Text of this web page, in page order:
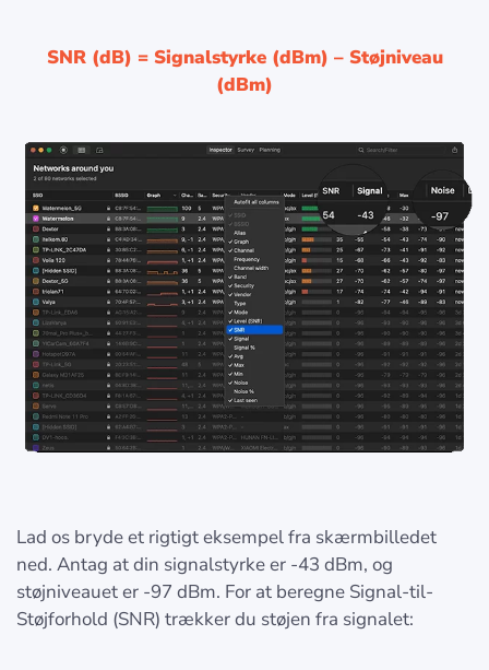
SNR (dB) = Signalstyrke (dBm) – Støjniveau
(dBm)
Lad os bryde et rigtigt eksempel fra skærmbilledet
ned. Antag at din signalstyrke er -43 dBm, og
støjniveauet er -97 dBm. For at beregne Signal-til-
Støjforhold (SNR) trækker du støjen fra signalet: